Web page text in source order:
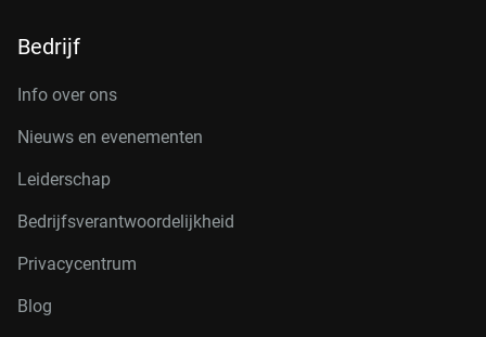
Bedrijf
Info over ons
Nieuws en evenementen
Leiderschap
Bedrijfsverantwoordelijkheid
Privacycentrum
Blog